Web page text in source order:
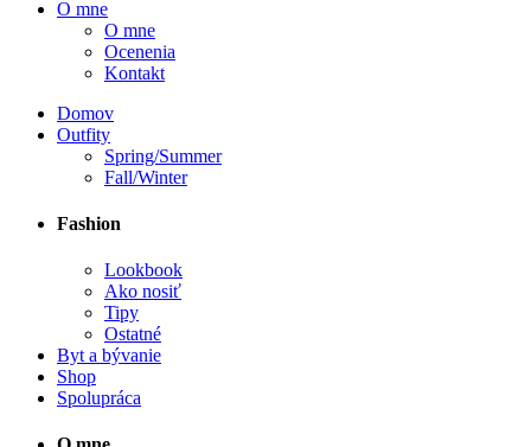
O mne
O mne
Ocenenia
Kontakt
Domov
Outfity
Spring/Summer
Fall/Winter
Fashion
Lookbook
Ako nosiť
Tipy
Ostatné
Byt a bývanie
Shop
Spolupráca